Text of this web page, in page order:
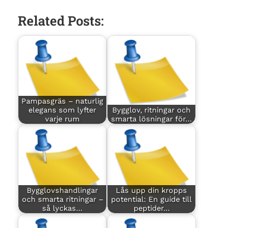
Related Posts:
Pampasgräs – naturlig
elegans som lyfter
varje rum
Bygglov, ritningar och
smarta lösningar för…
Bygglovshandlingar
och smarta ritningar –
så lyckas…
Lås upp din kropps
potential: En guide till
peptider…